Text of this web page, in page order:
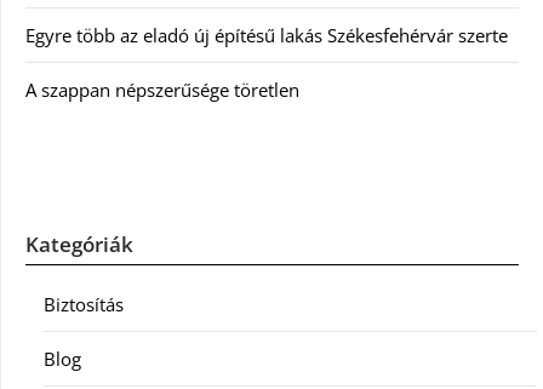
Egyre több az eladó új építésű lakás Székesfehérvár szerte
A szappan népszerűsége töretlen
Kategóriák
Biztosítás
Blog